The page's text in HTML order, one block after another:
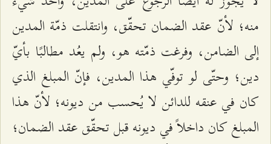
منه؛ لأنّ عقد الضمان تحقّق، وانتقلت ذمّة المدين
إلى الضامن، وفرغت ذمّته هو، ولم يعُد مطالبًا بأيّ
دين؛ وحتّى لو توفّي هذا المدين، فإنّ المبلغ الذي
كان في عنقه للدائن لا يُحسب من ديونه؛ لأنّ هذا
المبلغ كان داخلاً في ديونه قبل تحقّق عقد الضمان؛